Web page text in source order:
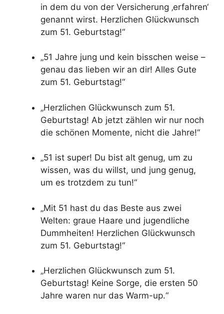
in dem du von der Versicherung ‚erfahren‘
genannt wirst. Herzlichen Glückwunsch
zum 51. Geburtstag!“
„51 Jahre jung und kein bisschen weise –
genau das lieben wir an dir! Alles Gute
zum 51. Geburtstag!“
„Herzlichen Glückwunsch zum 51.
Geburtstag! Ab jetzt zählen wir nur noch
die schönen Momente, nicht die Jahre!“
„51 ist super! Du bist alt genug, um zu
wissen, was du willst, und jung genug,
um es trotzdem zu tun!“
„Mit 51 hast du das Beste aus zwei
Welten: graue Haare und jugendliche
Dummheiten! Herzlichen Glückwunsch
zum 51. Geburtstag!“
„Herzlichen Glückwunsch zum 51.
Geburtstag! Keine Sorge, die ersten 50
Jahre waren nur das Warm-up.“